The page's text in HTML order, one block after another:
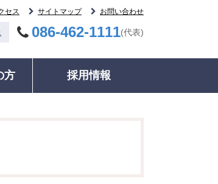
セス サイトマップ お問い合わせ
086-462-1111(代表)
方 採用情報